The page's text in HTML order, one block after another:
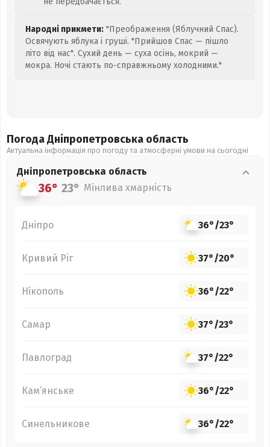
Народні прикмети: "Преображення (Яблучний Спас).
Освячують яблука і груші. "Прийшов Спас — пішло
літо від нас". Сухий день — суха осінь, мокрий —
мокра. Ночі стають по-справжньому холодними."
Погода Дніпропетровська область
Актуальна інформація про погоду та атмосферні умови на сьогодні
Дніпропетровська область
36° 23° Мінлива хмарність
Дніпро 36°/23°
Кривий Ріг 37°/20°
Нікополь 36°/22°
Самар 37°/23°
Павлоград 37°/22°
Кам’янське 36°/22°
Синельникове 36°/22°